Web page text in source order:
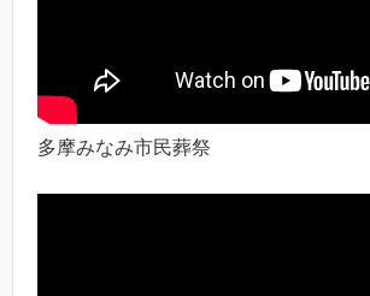
多摩みなみ市民葬祭